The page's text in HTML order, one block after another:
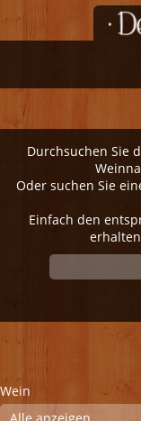
Durchsuchen Sie
Oder suchen Sie
Einfach den
Wein